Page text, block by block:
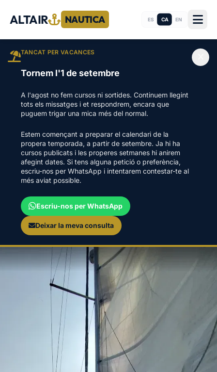
ALTAIR NAUTICA ES CA EN
TANCAT PER VACANCES
Tornem l'1 de setembre
A l'agost no fem cursos ni sortides. Continuem llegint
tots els missatges i et respondrem, encara que
puguem trigar una mica més del normal.
Estem començant a preparar el calendari de la
propera temporada, a partir de setembre. Ja hi ha
cursos publicats i les properes setmanes hi anirem
afegint dates. Si tens alguna petició o preferència,
escriu-nos per WhatsApp i intentarem contestar-te al
més aviat possible.
Escriu-nos per WhatsApp
Deixar la meva consulta